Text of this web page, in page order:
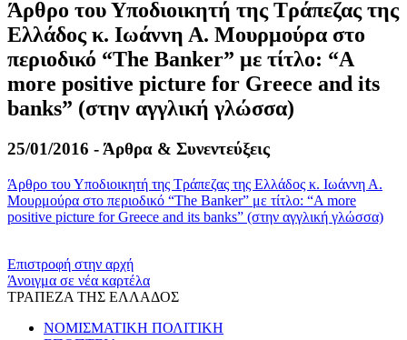
Άρθρο του Υποδιοικητή της Τράπεζας της
Ελλάδος κ. Ιωάννη Α. Μουρμούρα στο
περιοδικό “The Banker” με τίτλο: “A
more positive picture for Greece and its
banks” (στην αγγλική γλώσσα)
25/01/2016 - Άρθρα & Συνεντεύξεις
Άρθρο του Υποδιοικητή της Τράπεζας της Ελλάδος κ. Ιωάννη Α.
Μουρμούρα στο περιοδικό “The Banker” με τίτλο: “A more
positive picture for Greece and its banks” (στην αγγλική γλώσσα)
Επιστροφή στην αρχή
Άνοιγμα σε νέα καρτέλα
ΤΡΑΠΕΖΑ ΤΗΣ ΕΛΛΑΔΟΣ
ΝΟΜΙΣΜΑΤΙΚΗ ΠΟΛΙΤΙΚΗ